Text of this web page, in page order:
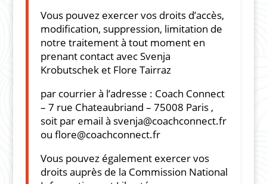
Vous pouvez exercer vos droits d’accès,
modification, suppression, limitation de
notre traitement à tout moment en
prenant contact avec Svenja
Krobutschek et Flore Tairraz
par courrier à l’adresse : Coach Connect
– 7 rue Chateaubriand – 75008 Paris ,
soit par email à svenja@coachconnect.fr
ou flore@coachconnect.fr
Vous pouvez également exercer vos
droits auprès de la Commission National